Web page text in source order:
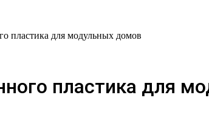
пластика для модульных домов
пластика для